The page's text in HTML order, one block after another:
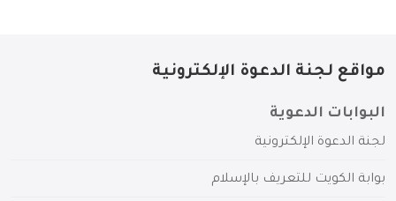
مواقع لجنة الدعوة الإلكترونية
البوابات الدعوية
لجنة الدعوة الإلكترونية
بوابة الكويت للتعريف بالإسلام